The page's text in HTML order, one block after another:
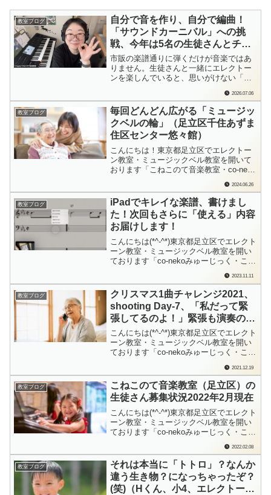
教室ブログ
自分で音を作り、自分で編曲！
「サウンドカーニバル」への挑
戦、今年は5名の生徒さんとチャ
レンジ♪
市販の楽譜通りに弾くだけが音楽ではあ
りません。生徒さんと一緒にエレクトー
ンを楽しんでいると、思いがけない「別
んです…！jet全日本エレクトーン指導者
協会のアレンジ＆レジスト作りコンテス
ト「サウンドカーニバル」への挑戦が、
今年も始まりました。楽譜通りではな
く、既定の...
2026.07.06
教室ブログ
毎回どんどん広がる「ミュージッ
クベルの輪」（足立区千住あずま
住区センター悠々館）
こんにちは！東京都足立区でエレクトー
ン教室・ミュージックベル教室を開いて
おります「こねこのて音楽教室・co-neko
「今日、見学させていただいてもいいで
しょうか？」「見るだけでもいいです
か？」「先生、今日、見学したいって何
人か連絡もらってます」必ず毎回、見学
者さん...
2024.06.26
教室ブログ
iPadでキレイな楽譜、書けまし
た！次回もさらに「使える」内容
お届けします！
こんにちは(*^-^*)東京都足立区でエレクト
ーン教室・ミュージックベル教室を開い
ております「co-nekoみゅーじっく・こね
す。今回の「iPadを音楽に活用しよう」
では「iPadで楽譜を書いて印刷してみよ
う」というテーマを扱いました。Apple
Pencilを使っ...
2023.11.11
教室ブログ
クリスマス1曲チャレンジ2021、
shooting Day-7、「私だって緊
張してるのよ！」緊張も演奏のい
いスパイスに！（Yさん、80代、
ピアノ出張レッスン）
こんにちは(*^-^*)東京都足立区でエレクト
ーン教室・ミュージックベル教室を開い
ております「co-nekoみゅーじっく・こね
す。こねこのて音楽教室（足立区）最年
長のYさん。いつもサッパリ、サバサバ
な方なのですが…どうも今日は声が小さ
い…いつも元気に出迎えてくださる...
2021.12.19
教室ブログ
こねこのて音楽教室（足立区）の
生徒さん募集状況2022年2月現在
こんにちは(*^-^*)東京都足立区でエレクト
ーン教室・ミュージックベル教室を開い
ております「co-nekoみゅーじっく・こね
す。2月…立春を過ぎましたが、まだまだ
寒いですね…！！春からレッスンをお考
えの方も増えてくる時期かと思います。
こねこのて音楽教室（足立区）の...
2022.02.08
教室ブログ
それは本当に「トトロ」？なんか
違う生き物？になっちゃったぞ？
(笑)（Hくん、小4、エレクトーン